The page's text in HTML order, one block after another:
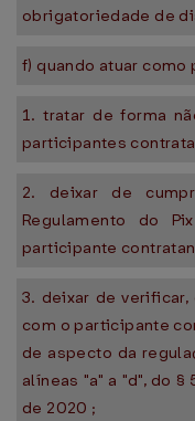
obrigatoriedade de
f) quando atuar
1. tratar de forma
participantes
2. deixar de
Regulamento do
participante
3. deixar de
com o participante
de aspecto da
alíneas "a" a "d", do §
de 2020 ;